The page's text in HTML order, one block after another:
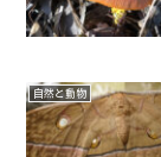
自然と動物